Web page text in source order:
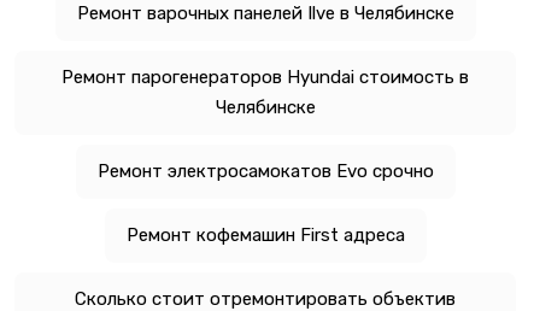
Ремонт варочных панелей Ilve в Челябинске
Ремонт парогенераторов Hyundai стоимость в
Челябинске
Ремонт электросамокатов Evo срочно
Ремонт кофемашин First адреса
Сколько стоит отремонтировать объектив